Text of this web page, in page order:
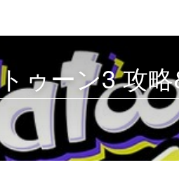
ゥーン3 攻